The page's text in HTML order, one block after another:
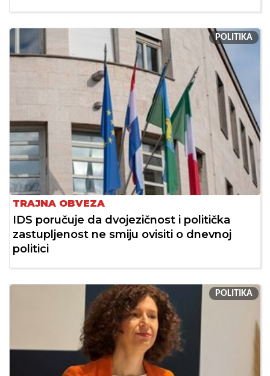
POLITIKA
TRAJNA OBVEZA
IDS poručuje da dvojezičnost i politička
zastupljenost ne smiju ovisiti o dnevnoj
politici
POLITIKA